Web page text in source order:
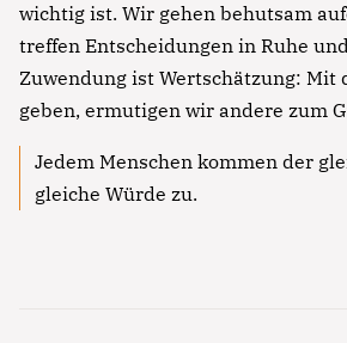
wichtig ist. Wir gehen behutsam
treffen Entscheidungen in Ruhe
Zuwendung ist Wertschätzung: Mit
geben, ermutigen wir andere zum
Jedem Menschen kommen der
gleiche Würde zu.